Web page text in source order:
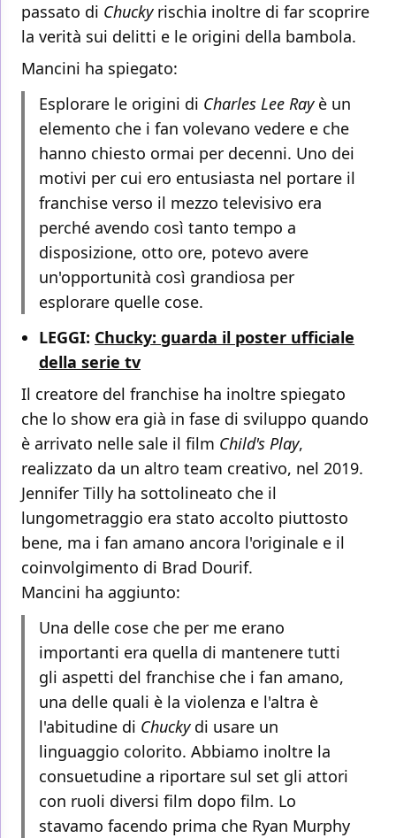
passato di Chuckyrischia inoltre di far scoprire
la verità sui delitti e le origini della bambola.
Mancini ha spiegato:
Esplorare le origini di Charles Lee Rayè un
elemento che i fan volevano vedere e che
hanno chiesto ormai per decenni. Uno dei
motivi per cui ero entusiasta nel portare il
franchise verso il mezzo televisivo era
perché avendo così tanto tempo a
disposizione, otto ore, potevo avere
un'opportunità così grandiosa per
esplorare quelle cose.
LEGGI: Chucky: guarda il poster ufficiale
della serie tv
Il creatore del franchise ha inoltre spiegato
che lo show era già in fase di sviluppo quando
è arrivato nelle sale il film Child's Play,
realizzato da un altro team creativo, nel 2019.
Jennifer Tilly ha sottolineato che il
lungometraggio era stato accolto piuttosto
bene, ma i fan amano ancora l'originale e il
coinvolgimento di Brad Dourif.
Mancini ha aggiunto:
Una delle cose che per me erano
importanti era quella di mantenere tutti
gli aspetti del franchise che i fan amano,
una delle quali è la violenza e l'altra è
l'abitudine di Chuckydi usare un
linguaggio colorito. Abbiamo inoltre la
consuetudine a riportare sul set gli attori
con ruoli diversi film dopo film. Lo
stavamo facendo prima che Ryan Murphy